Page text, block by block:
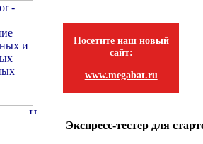
Посетите наш новый
сайт:
www.megabat.ru
Экспресс-тестер для